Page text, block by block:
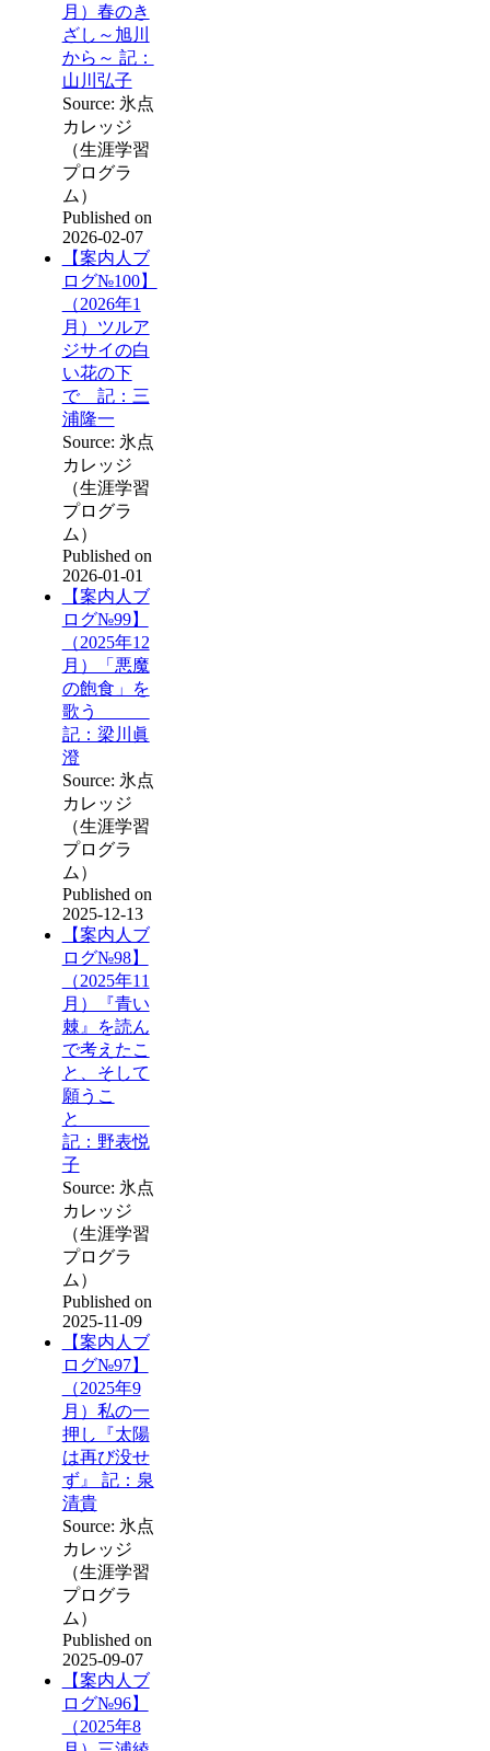
月）春のき
ざし～旭川
から～ 記：
山川弘子
Source: 氷点
カレッジ
（生涯学習
プログラ
ム）
Published on
2026-02-07
【案内人ブ
ログ№100】
（2026年1
月）ツルア
ジサイの白
い花の下
で 記：三
浦隆一
Source: 氷点
カレッジ
（生涯学習
プログラ
ム）
Published on
2026-01-01
【案内人ブ
ログ№99】
（2025年12
月）「悪魔
の飽食」を
歌う
記：梁川眞
澄
Source: 氷点
カレッジ
（生涯学習
プログラ
ム）
Published on
2025-12-13
【案内人ブ
ログ№98】
（2025年11
月）『青い
棘』を読ん
で考えたこ
と、そして
願うこ
と
記：野表悦
子
Source: 氷点
カレッジ
（生涯学習
プログラ
ム）
Published on
2025-11-09
【案内人ブ
ログ№97】
（2025年9
月）私の一
押し『太陽
は再び没せ
ず』 記：泉
清貴
Source: 氷点
カレッジ
（生涯学習
プログラ
ム）
Published on
2025-09-07
【案内人ブ
ログ№96】
（2025年8